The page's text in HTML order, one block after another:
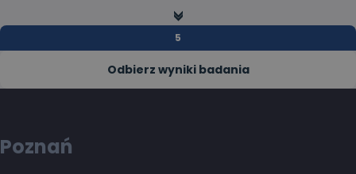
>>
Odbierz wyniki badania
Poznań